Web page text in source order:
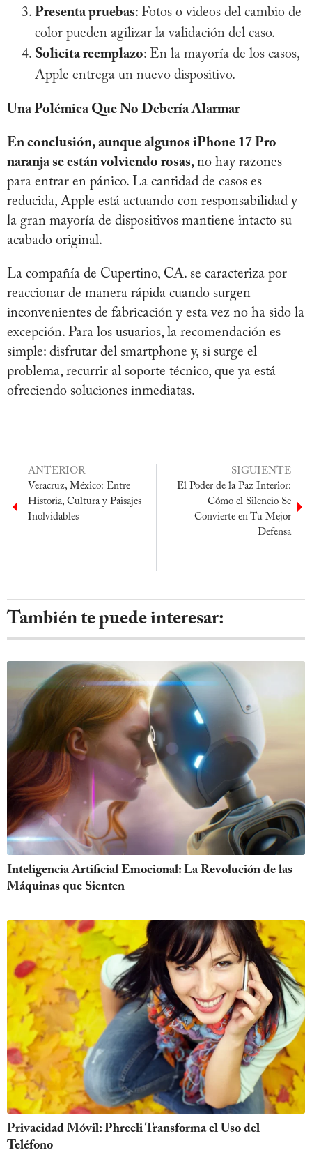
Presenta pruebas: Fotos o videos del cambio de
color pueden agilizar la validación del caso.
Solicita reemplazo: En la mayoría de los casos,
Apple entrega un nuevo dispositivo.
Una Polémica Que No Debería Alarmar
En conclusión, aunque algunos iPhone 17 Pro
naranja se están volviendo rosas, no hay razones
para entrar en pánico. La cantidad de casos es
reducida, Apple está actuando con responsabilidad y
la gran mayoría de dispositivos mantiene intacto su
acabado original.
La compañía de Cupertino, CA. se caracteriza por
reaccionar de manera rápida cuando surgen
inconvenientes de fabricación y esta vez no ha sido la
excepción. Para los usuarios, la recomendación es
simple: disfrutar del smartphone y, si surge el
problema, recurrir al soporte técnico, que ya está
ofreciendo soluciones inmediatas.
ANTERIOR
Veracruz, México: Entre
Historia, Cultura y Paisajes
Inolvidables
SIGUIENTE
El Poder de la Paz Interior:
Cómo el Silencio Se
Convierte en Tu Mejor
Defensa
También te puede interesar:
Inteligencia Artificial Emocional: La Revolución de las
Máquinas que Sienten
Privacidad Móvil: Phreeli Transforma el Uso del
Teléfono